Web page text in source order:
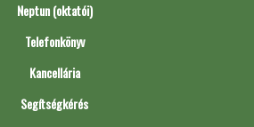
Neptun (oktatói)
Telefonkönyv
Kancellária
Segítségkérés